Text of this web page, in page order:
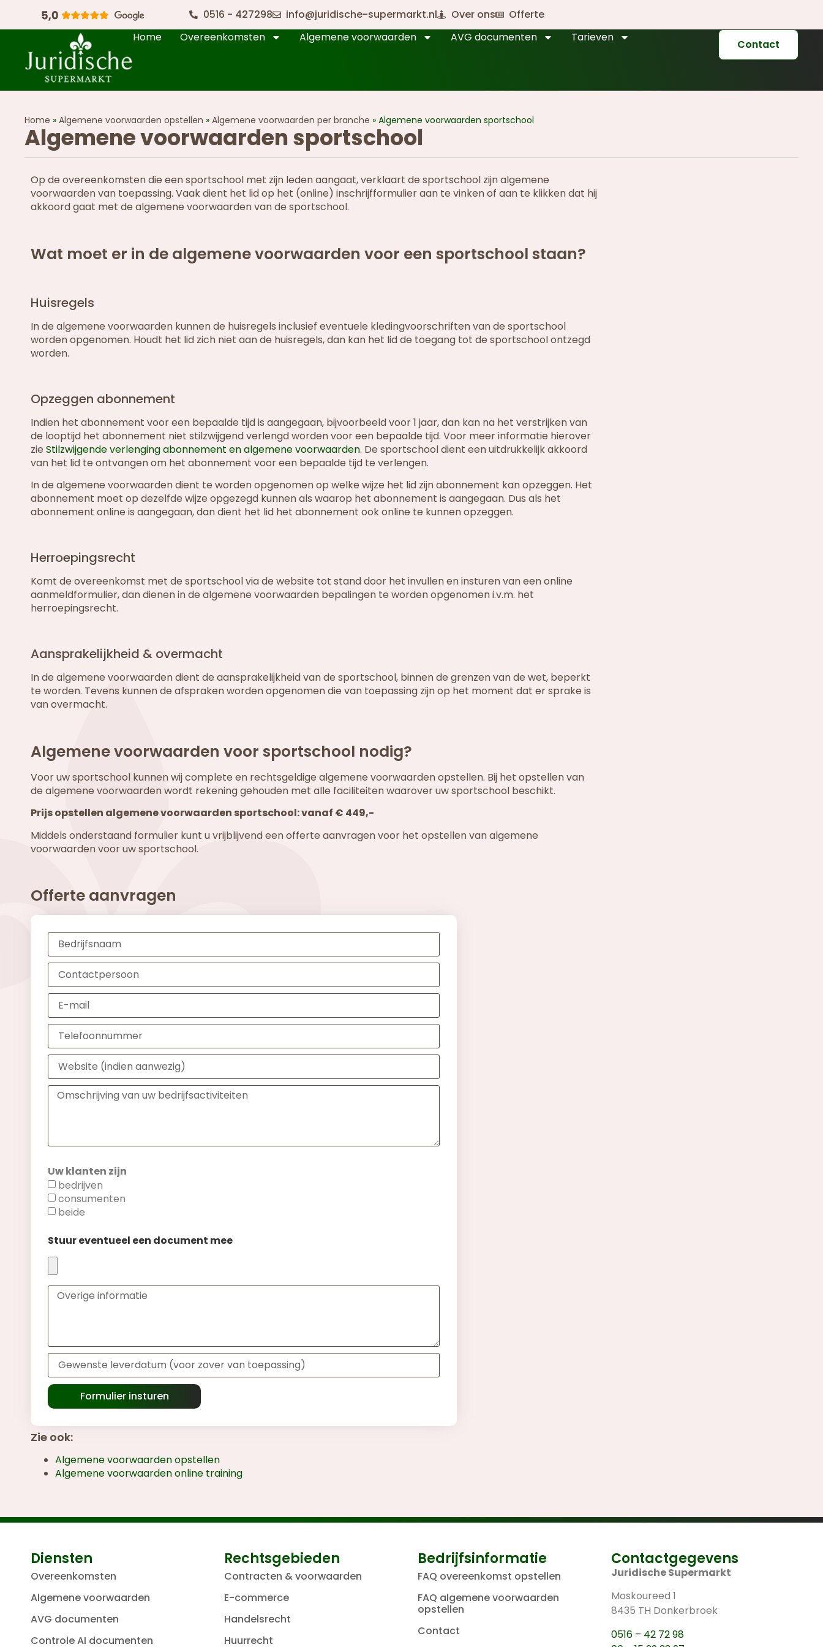
0516 - 427298 info@juridische-supermarkt.nl Over ons
Offerte
Home
Overeenkomsten Algemene voorwaarden AVG documenten Tarieven
Contact
Algemene voorwaarden sportschool
Home »Algemene voorwaarden opstellen »Algemene voorwaarden per branche »Algemene voorwaarden sportschool
Op de overeenkomsten die een sportschool met zijn leden aangaat, verklaart de sportschool zijn algemene
voorwaarden van toepassing. Vaak dient het lid op het (online) inschrijfformulier aan te vinken of aan te klikken dat hij
akkoord gaat met de algemene voorwaarden van de sportschool.
Wat moet er in de algemene voorwaarden voor een sportschool staan?
Huisregels
In de algemene voorwaarden kunnen de huisregels inclusief eventuele kledingvoorschriften van de sportschool
worden opgenomen. Houdt het lid zich niet aan de huisregels, dan kan het lid de toegang tot de sportschool ontzegd
worden.
Opzeggen abonnement
Indien het abonnement voor een bepaalde tijd is aangegaan, bijvoorbeeld voor 1 jaar, dan kan na het verstrijken van
de looptijd het abonnement niet stilzwijgend verlengd worden voor een bepaalde tijd. Voor meer informatie hierover
zieStilzwijgende verlenging abonnement en algemene voorwaarden. De sportschool dient een uitdrukkelijk akkoord
van het lid te ontvangen om het abonnement voor een bepaalde tijd te verlengen.
In de algemene voorwaarden dient te worden opgenomen op welke wijze het lid zijn abonnement kan opzeggen. Het
abonnement moet op dezelfde wijze opgezegd kunnen als waarop het abonnement is aangegaan. Dus als het
abonnement online is aangegaan, dan dient het lid het abonnement ook online te kunnen opzeggen.
Herroepingsrecht
Komt de overeenkomst met de sportschool via de website tot stand door het invullen en insturen van een online
aanmeldformulier, dan dienen in de algemene voorwaarden bepalingen te worden opgenomen i.v.m. het
herroepingsrecht.
Aansprakelijkheid & overmacht
In de algemene voorwaarden dient de aansprakelijkheid van de sportschool, binnen de grenzen van de wet, beperkt
te worden. Tevens kunnen de afspraken worden opgenomen die van toepassing zijn op het moment dat er sprake is
van overmacht.
Algemene voorwaarden voor sportschool nodig?
Voor uw sportschool kunnen wij complete en rechtsgeldige algemene voorwaarden opstellen. Bij het opstellen van
de algemene voorwaarden wordt rekening gehouden met alle faciliteiten waarover uw sportschool beschikt.
Prijs opstellen algemene voorwaarden sportschool: vanaf € 449,-
Middels onderstaand formulier kunt u vrijblijvend een offerte aanvragen voor het opstellen van algemene
voorwaarden voor uw sportschool.
Offerte aanvragen
Uw klanten zijn
bedrijven
consumenten
beide
Stuur eventueel een document mee
Formulier insturen
Zie ook:
Algemene voorwaarden opstellen
Algemene voorwaarden online training
Diensten
Overeenkomsten
Algemene voorwaarden
AVG documenten
Controle AI documenten
Rechtsgebieden
Contracten & voorwaarden
E-commerce
Handelsrecht
Huurrecht
Bedrijfsinformatie
FAQ overeenkomst opstellen
FAQ algemene voorwaarden
opstellen
Contact
Contactgegevens
Juridische Supermarkt
Moskoureed 1
8435 TH Donkerbroek
0516 – 42 72 98